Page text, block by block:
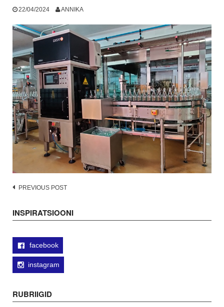
22/04/2024 ANNIKA
Post
PREVIOUS POST
INSPIRATSIOONI
facebook
instagram
RUBRIIGID